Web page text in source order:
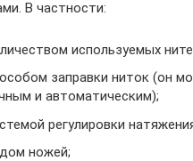
В частности:
используемых
заправки ниток (он
и автоматическим);
регулировки
ножей;